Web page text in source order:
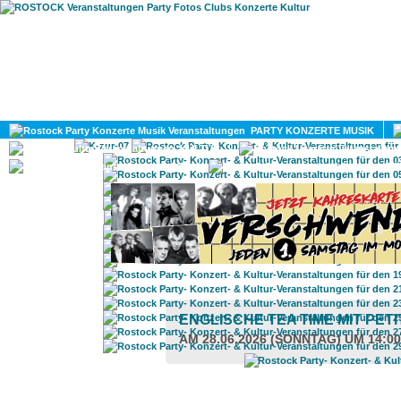
PARTY KONZERTE MUSIK
KULTUR
GAY
ENGLISCHE TEA TIME MIT
AM 28.06.2026 (SONNTAG) UM